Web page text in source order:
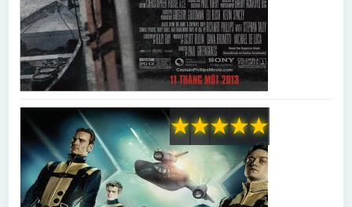
★
★
★
★
★